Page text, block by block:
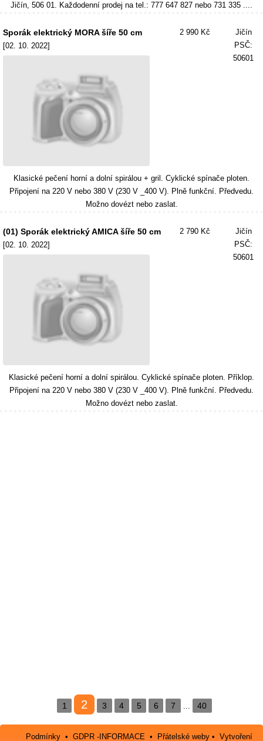
Jičín, 506 01. Každodenní prodej na tel.: 777 647 827 nebo 731 335 ....
Sporák elektrický MORA šíře 50 cm
[02. 10. 2022]
2 990 Kč
Jičín
PSČ:
50601
Klasické pečení horní a dolní spirálou + gril. Cyklické spínače ploten.
Připojení na 220 V nebo 380 V (230 V _400 V). Plně funkční. Předvedu.
Možno dovézt nebo zaslat.
(01) Sporák elektrický AMICA šíře 50 cm
[02. 10. 2022]
2 790 Kč
Jičín
PSČ:
50601
Klasické pečení horní a dolní spirálou. Cyklické spínače ploten. Příklop.
Připojení na 220 V nebo 380 V (230 V _400 V). Plně funkční. Předvedu.
Možno dovézt nebo zaslat.
1 2 3 4 5 6 7 ... 40
Podmínky •GDPR -INFORMACE • Přátelské weby •Vytvoření